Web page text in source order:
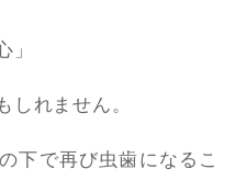
」
しれません。
下で再び虫歯になるこ